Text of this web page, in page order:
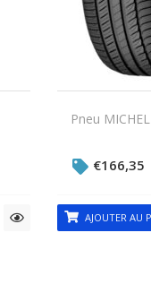
Pneu
€166,35
AJOUTER AU